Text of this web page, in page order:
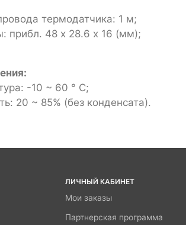
термодатчика: 1 м;
прибл. 48 х 28.6 х 16 (мм);
-10 ~ 60 ° C;
20 ~ 85% (без конденсата).
ЛИЧНЫЙ КАБИНЕТ
Мои заказы
Партнерская программа